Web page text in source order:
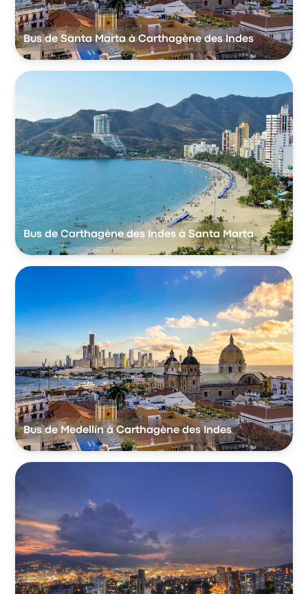
Bus de Santa Marta à Carthagène des Indes
Bus de Carthagène des Indes à Santa Marta
Bus de Medellín à Carthagène des Indes